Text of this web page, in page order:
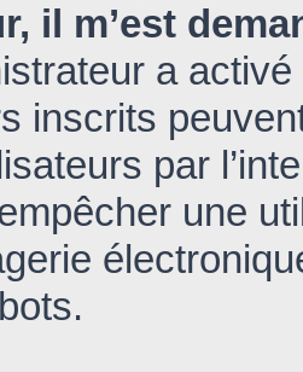
il m’est
a
inscrits
par
une